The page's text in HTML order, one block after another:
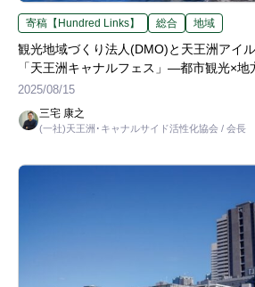
寄稿【Hundred Links】 総合 地域
観光地域づくり法人(DMO)と天王洲アイ
「天王洲キャナルフェス」―都市観光×地
2025/08/15
三宅 康之
(一社)天王洲･キャナルサイド活性化協会 / 会長